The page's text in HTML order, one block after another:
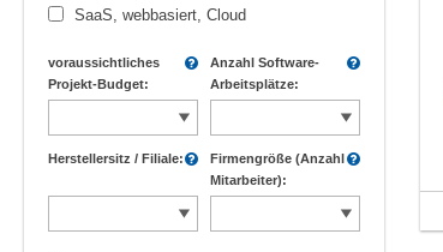
SaaS, webbasiert, Cloud
voraussichtliches
Projekt-Budget:
Anzahl Software-
Arbeitsplätze:
Herstellersitz / Filiale:
Firmengröße (Anzahl
Mitarbeiter):